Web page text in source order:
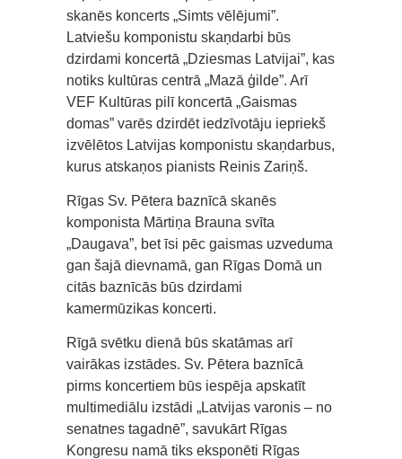
skanēs koncerts „Simts vēlējumi”.
Latviešu komponistu skaņdarbi būs
dzirdami koncertā „Dziesmas Latvijai”, kas
notiks kultūras centrā „Mazā ģilde”. Arī
VEF Kultūras pilī koncertā „Gaismas
domas” varēs dzirdēt iedzīvotāju iepriekš
izvēlētos Latvijas komponistu skaņdarbus,
kurus atskaņos pianists Reinis Zariņš.
Rīgas Sv. Pētera baznīcā skanēs
komponista Mārtiņa Brauna svīta
„Daugava”, bet īsi pēc gaismas uzveduma
gan šajā dievnamā, gan Rīgas Domā un
citās baznīcās būs dzirdami
kamermūzikas koncerti.
Rīgā svētku dienā būs skatāmas arī
vairākas izstādes. Sv. Pētera baznīcā
pirms koncertiem būs iespēja apskatīt
multimediālu izstādi „Latvijas varonis – no
senatnes tagadnē”, savukārt Rīgas
Kongresu namā tiks eksponēti Rīgas